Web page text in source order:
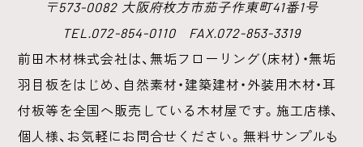
〒573-0082 大阪府枚方市茄子作東町41番1号
TEL.072-854-0110 FAX.072-853-3319
前田木材株式会社は、無垢フローリング（床材）・無垢
羽目板をはじめ、 自然素材・建築建材・外装用木材・耳
付板等を全国へ販売している木材屋です。 施工店様、
個人様、お気軽にお問合せください。無料サンプルも